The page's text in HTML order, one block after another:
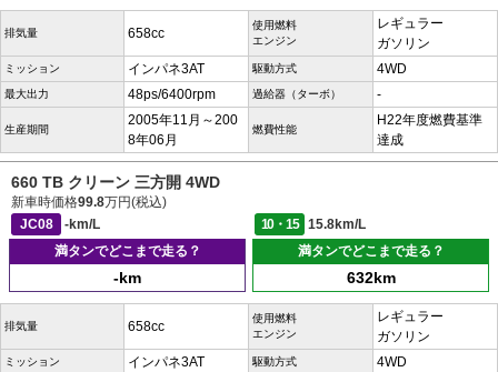
排気量 658cc
使用燃料
エンジン
レギュラー
ガソリン
ミッション インパネ3AT 駆動方式 4WD
最大出力 48ps/6400rpm 過給器（ターボ） -
生産期間
2005年11月～200
8年06月
燃費性能
H22年度燃費基準
達成
660 TB クリーン 三方開 4WD
新車時価格99.8万円(税込)
JC08
-km/L 10・15
15.8km/L
満タンでどこまで走る？
-km
満タンでどこまで走る？
632km
排気量 658cc
使用燃料
エンジン
レギュラー
ガソリン
ミッション インパネ3AT 駆動方式 4WD